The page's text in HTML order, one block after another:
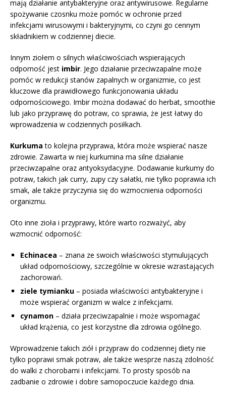
mają działanie antybakteryjne oraz antywirusowe. Regularne
spożywanie czosnku może pomóc w ochronie przed
infekcjami wirusowymi i bakteryjnymi, co czyni go cennym
składnikiem w codziennej diecie.
Innym ziołem o silnych właściwościach wspierających
odporność jest imbir. Jego działanie przeciwzapalne może
pomóc w redukcji stanów zapalnych w organizmie, co jest
kluczowe dla prawidłowego funkcjonowania układu
odpornościowego. Imbir można dodawać do herbat, smoothie
lub jako przyprawę do potraw, co sprawia, że jest łatwy do
wprowadzenia w codziennych posiłkach.
Kurkuma to kolejna przyprawa, która może wspierać nasze
zdrowie. Zawarta w niej kurkumina ma silne działanie
przeciwzapalne oraz antyoksydacyjne. Dodawanie kurkumy do
potraw, takich jak curry, zupy czy sałatki, nie tylko poprawia ich
smak, ale także przyczynia się do wzmocnienia odporności
organizmu.
Oto inne zioła i przyprawy, które warto rozważyć, aby
wzmocnić odporność:
Echinacea – znana ze swoich właściwości stymulujących
układ odpornościowy, szczególnie w okresie wzrastających
zachorowań.
ziele tymianku – posiada właściwości antybakteryjne i
może wspierać organizm w walce z infekcjami.
cynamon – działa przeciwzapalnie i może wspomagać
układ krążenia, co jest korzystne dla zdrowia ogólnego.
Wprowadzenie takich ziół i przypraw do codziennej diety nie
tylko poprawi smak potraw, ale także wesprze naszą zdolność
do walki z chorobami i infekcjami. To prosty sposób na
zadbanie o zdrowie i dobre samopoczucie każdego dnia.